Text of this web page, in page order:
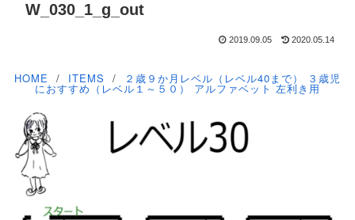
W_030_1_g_out
2019.09.05 2020.05.14
HOME ITEMS ２歳９か月レベル（レベル40まで） ３歳児
におすすめ（レベル１～５０） アルファベット 左利き用